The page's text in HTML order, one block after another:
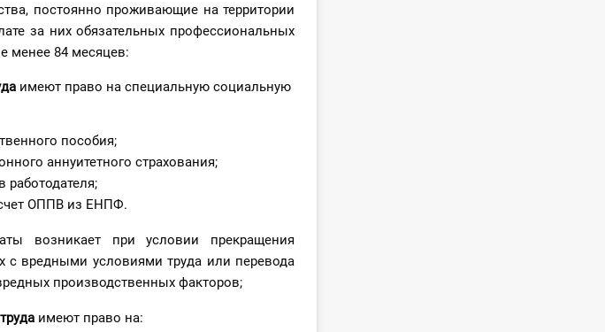
постоянно проживающие на территории
за них обязательных профессиональных
менее 84 месяцев:
а имеют право на специальную социальную
пособия;
аннуитетного страхования;
ОППВ из ЕНПФ.
возникает при условии прекращения
с вредными условиями труда или перевода
производственных факторов;
имеют право на: